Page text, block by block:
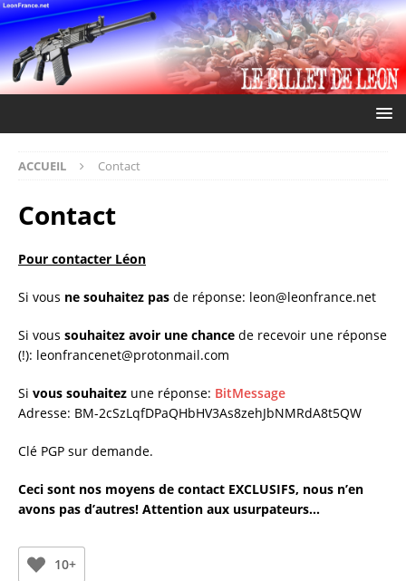
ACCUEIL Contact
Contact
Pour contacter Léon
Si vous ne souhaitez pas de réponse: leon@leonfrance.net
Si vous souhaitez avoir une chance de recevoir une réponse
(!): leonfrancenet@protonmail.com
Si vous souhaitez une réponse: BitMessage
Adresse: BM-2cSzLqfDPaQHbHV3As8zehJbNMRdA8t5QW
Clé PGP sur demande.
Ceci sont nos moyens de contact EXCLUSIFS, nous n’en
avons pas d’autres! Attention aux usurpateurs…
10+